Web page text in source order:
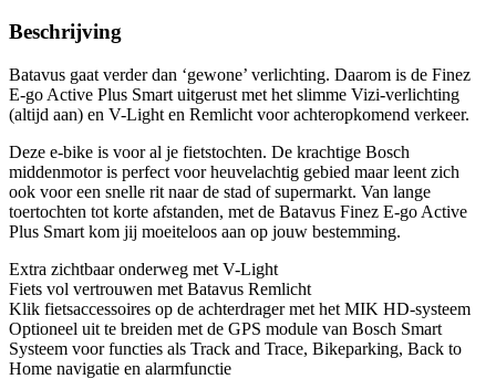
Beschrijving
Batavus gaat verder dan ‘gewone’ verlichting. Daarom is de Finez
E-go Active Plus Smart uitgerust met het slimme Vizi-verlichting
(altijd aan) en V-Light en Remlicht voor achteropkomend verkeer.
Deze e-bike is voor al je fietstochten. De krachtige Bosch
middenmotor is perfect voor heuvelachtig gebied maar leent zich
ook voor een snelle rit naar de stad of supermarkt. Van lange
toertochten tot korte afstanden, met de Batavus Finez E-go Active
Plus Smart kom jij moeiteloos aan op jouw bestemming.
Extra zichtbaar onderweg met V-Light
Fiets vol vertrouwen met Batavus Remlicht
Klik fietsaccessoires op de achterdrager met het MIK HD-systeem
Optioneel uit te breiden met de GPS module van Bosch Smart
Systeem voor functies als Track and Trace, Bikeparking, Back to
Home navigatie en alarmfunctie